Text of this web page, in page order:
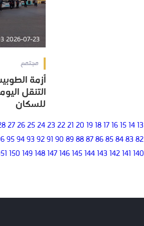
2026-07-23 13:30:03
مجتمع
أزمة
التنقل
للسكان
أزمة
التنقل
للسكان
13
14
15
16
17
18
19
20
21
22
23
24
25
26
27
82
83
84
85
86
87
88
89
90
91
92
93
94
95
140
141
142
143
144
145
146
147
148
149
150